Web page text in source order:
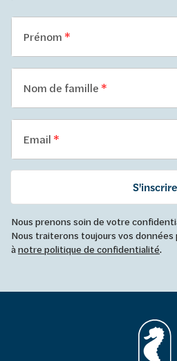
Prénom
Nom de famille
Email
S'inscrire
Nous prenons soin de votre
Nous traiterons toujours vos
ànotre politique de confidentialité.